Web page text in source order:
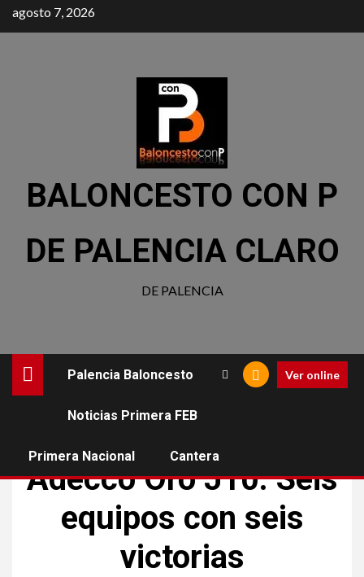
agosto 7, 2026
BALONCESTO CON P
DE PALENCIA CLARO
DE PALENCIA
Palencia Baloncesto
Noticias Primera FEB
Primera Nacional Cantera
Ver online
Adecco Oro J10: Seis
equipos con seis
victorias